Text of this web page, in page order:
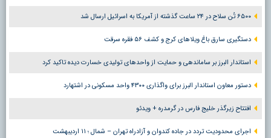
۶۵۰۰ تُن سلاح در ۲۴ ساعت گذشته از آمریکا به اسرائیل ارسال شد
دستگیری سارق باغ ویلاهای کرج و کشف ۵۶ فقره سرقت
استاندار البرز بر ساماندهی و حمایت از واحدهای تولیدی خسارت دیده تاکید کرد
دستور معاون استاندار البرز برای واگذاری ۴۳۰۰ واحد مسکونی در اشتهارد
افتتاح زیرگذر خلیج فارس در گرمدره + ویدئو
اجرای محدودیت تردد در جاده کندوان و آزادراه تهران – شمال ؛ ١١ اردیبهشت